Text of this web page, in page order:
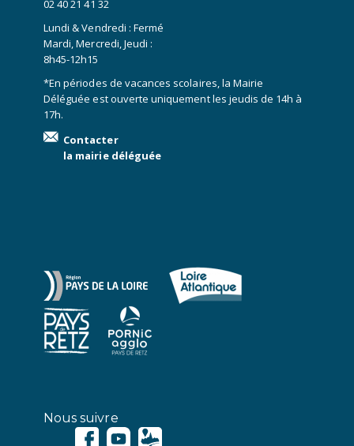
02 40 21 41 32
Lundi & Vendredi : Fermé
Mardi, Mercredi, Jeudi :
8h45-12h15
*En périodes de vacances scolaires, la Mairie
Déléguée est ouverte uniquement les jeudis de 14h à
17h.
Contacter
la mairie déléguée
Nous suivre